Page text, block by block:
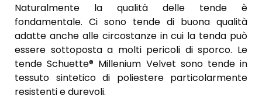
Naturalmente la qualità delle tende è
fondamentale. Ci sono tende di buona qualità
adatte anche alle circostanze in cui la tenda può
essere sottoposta a molti pericoli di sporco. Le
tende Schuette® Millenium Velvet sono tende in
tessuto sintetico di poliestere particolarmente
resistenti e durevoli.